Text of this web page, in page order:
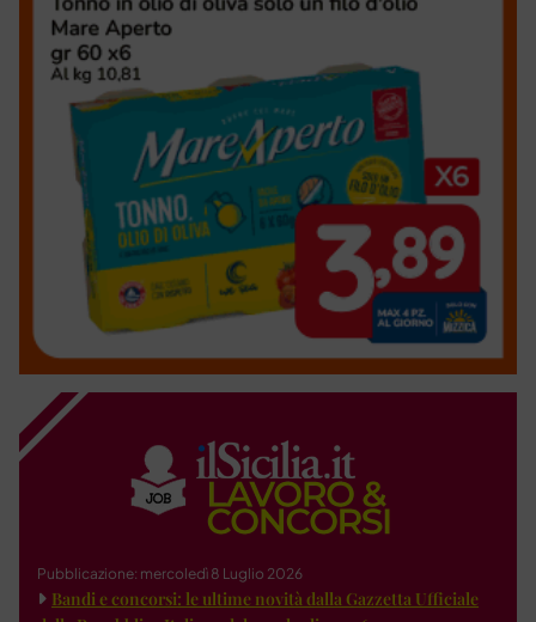
Pubblicazione: mercoledì 8 Luglio 2026
Bandi e concorsi: le ultime novità dalla Gazzetta Ufficiale